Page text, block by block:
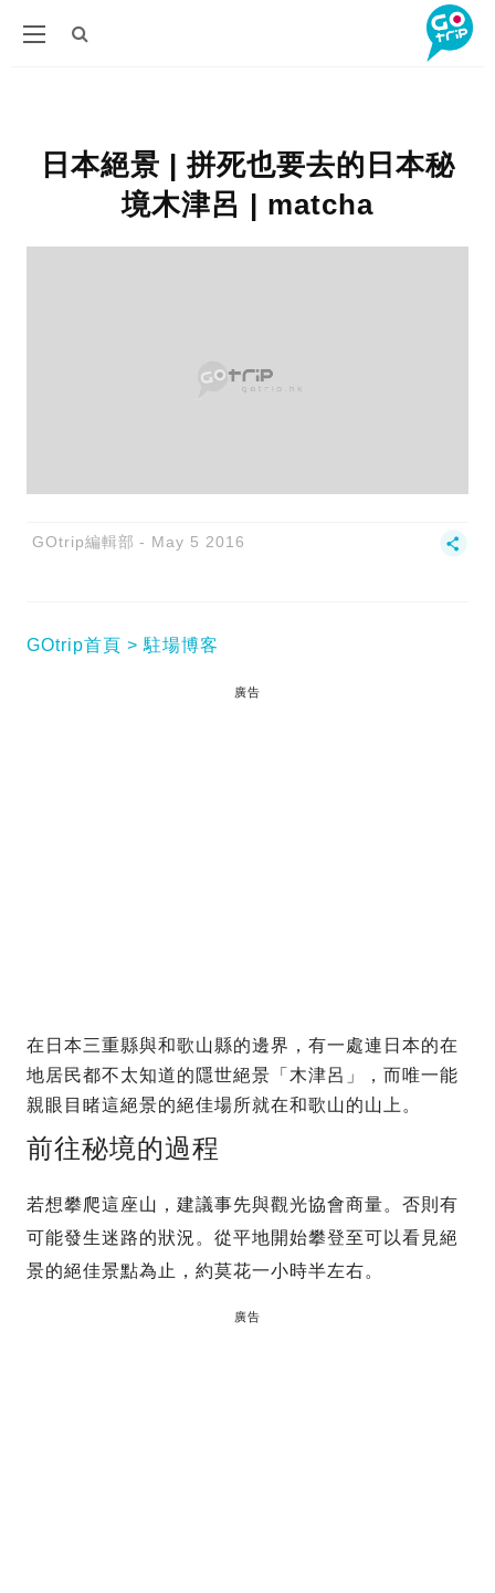
日本絕景 | 拼死也要去的日本秘
境木津呂 | matcha
GOtrip編輯部 May 5 2016
GOtrip首頁 駐場博客
廣告
在日本三重縣與和歌山縣的邊界，有一處連日本的在
地居民都不太知道的隱世絕景「木津呂」，而唯一能
親眼目睹這絕景的絕佳場所就在和歌山的山上。
前往秘境的過程
若想攀爬這座山，建議事先與觀光協會商量。否則有
可能發生迷路的狀況。從平地開始攀登至可以看見絕
景的絕佳景點為止，約莫花一小時半左右。
廣告